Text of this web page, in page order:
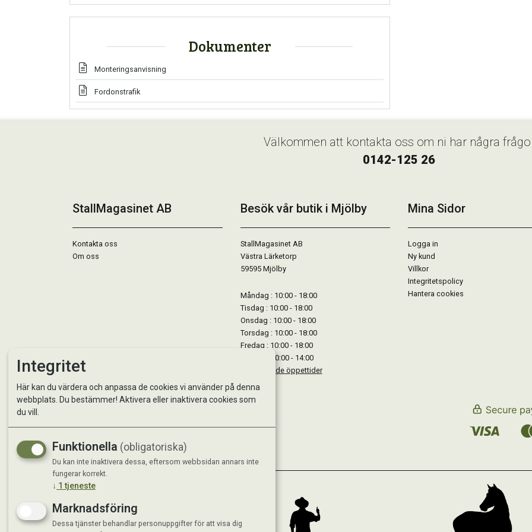
Dokumenter
Monteringsanvisning
Fordonstrafik
Välkommen att kontakta oss om ni har några
0142-125 26
StallMagasinet AB
Kontakta oss
Om oss
Besök vår butik i Mjölby
StallMagasinet AB
Västra Lärketorp
59595 Mjölby
Måndag : 10:00 - 18:00
Tisdag : 10:00 - 18:00
Onsdag : 10:00 - 18:00
Torsdag : 10:00 - 18:00
Fredag : 10:00 - 18:00
Lördag : 10:00 - 14:00
Se avvikande öppettider
Mina Sidor
Logga in
Ny kund
Villkor
Integritetspolicy
Hantera cookies
Integritet
Här kan du värdera och anpassa de cookies vi använder på denna
webbplats. Du bestämmer! Aktivera eller inaktivera cookies som
du vill.
Funktionella (obligatoriska)
Du kan inte inaktivera dessa, eftersom webbsidan annars inte
fungerar korrekt.
↓ 1 tjeneste
Marknadsföring
Dessa tjänster behandlar personuppgifter för att visa dig